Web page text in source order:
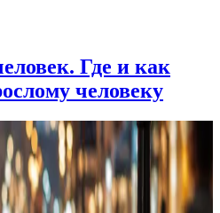
Где и как
человеку